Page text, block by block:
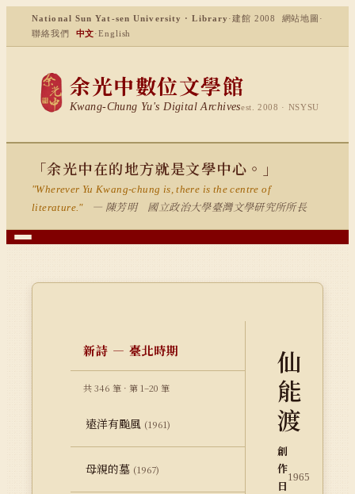
National Sun Yat-sen University · Library ·建館 2008 網站地圖 ·
聯絡我們
中文·English
余光中數位文學館
Kwang-Chung Yu's Digital Archivesest. 2008 · NSYSU
「余光中在的地方就是文學中心。」
"Wherever Yu Kwang-chung is, there is the centre of
literature."
— 陳芳明 國立政治大學臺灣文學研究所所長
新詩 — 臺北時期
共 346 筆 · 第 1–20 筆
遠洋有颱風 (1961)
母親的墓 (1967)
仙
能
渡
創
作
日
1965